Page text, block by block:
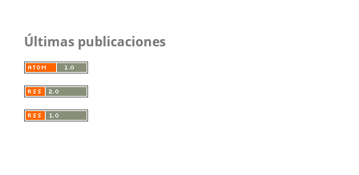
Últimas publicaciones